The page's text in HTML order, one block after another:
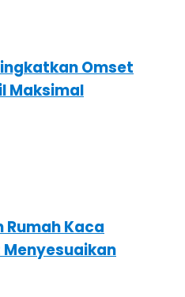
Omset
Maksimal
Rumah Kaca